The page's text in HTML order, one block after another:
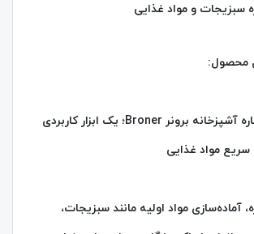
سبزیجات و مواد غذایی
محصول:
رنده دستی ۱۰ کاره آشپزخانه برونر Broner؛ یک ابزار کاربردی
سریع مواد غذایی
آماده‌سازی مواد اولیه مانند سبزیجات،